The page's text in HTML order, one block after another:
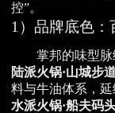
控”。
1）品牌底色
掌邦的味型脉
陆派火锅·山城步
料与牛油体系，延
水派火锅·船夫码